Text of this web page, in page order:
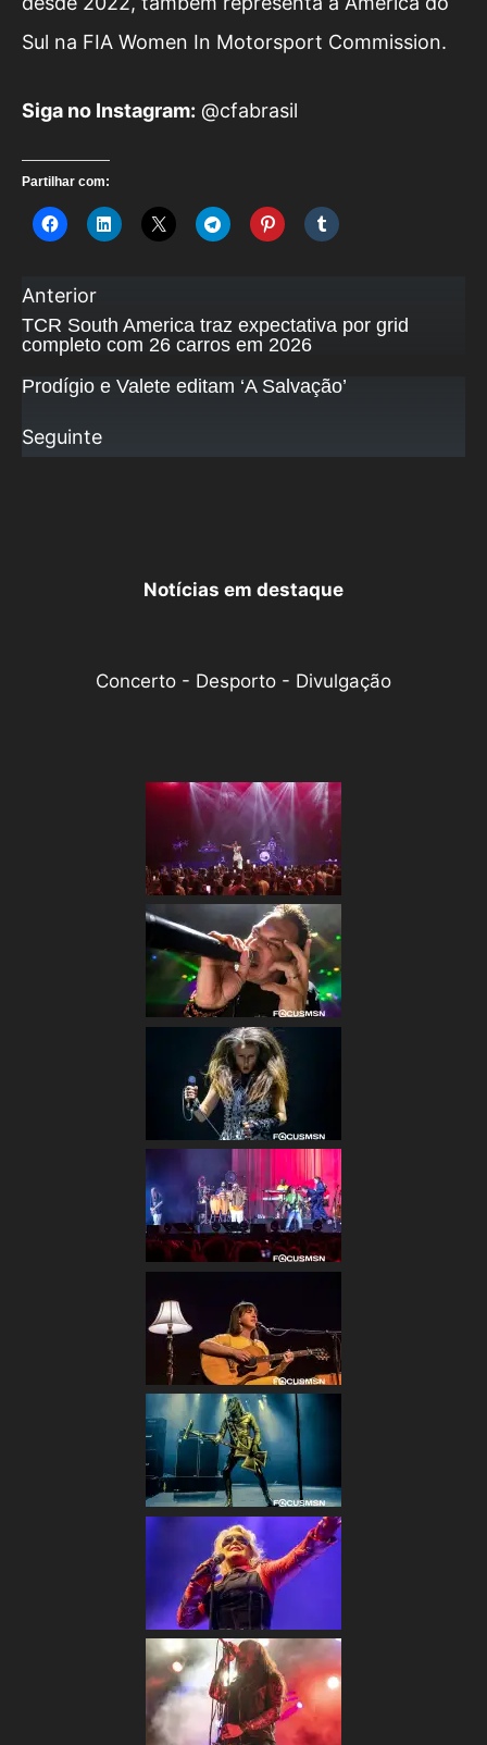
Sul na FIA Women In Motorsport Commission.
Siga no Instagram: @cfabrasil
Partilhar com:
Anterior
TCR South America traz expectativa por grid
completo com 26 carros em 2026
Prodígio e Valete editam ‘A Salvação’
Seguinte
Notícias em destaque
Concerto - Desporto - Divulgação